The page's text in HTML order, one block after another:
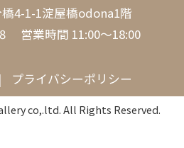
4-1-1淀屋橋odona1階
営業時間 11:00～18:00
プライバシーポリシー
co,.ltd. All Rights Reserved.